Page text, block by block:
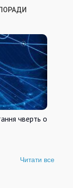
чверть о
Читати все